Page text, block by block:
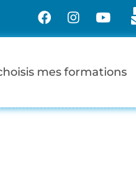
mes formations